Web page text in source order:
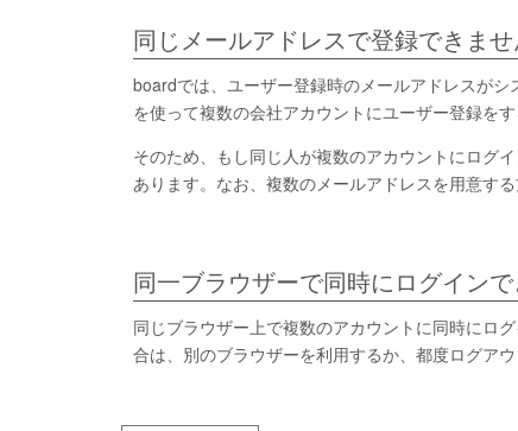
同じメールアドレスで登録できませ
boardでは、ユーザー登録時のメールアドレスが
を使って複数の会社アカウントにユーザー登録をす
そのため、もし同じ人が複数のアカウントにログ
あります。なお、複数のメールアドレスを用意する
同一ブラウザーで同時にログイン
同じブラウザー上で複数のアカウントに同時にロ
合は、別のブラウザーを利用するか、都度ログア